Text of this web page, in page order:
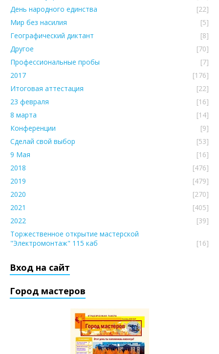
День народного единства
[22]
Мир без насилия
[5]
Географический диктант
[8]
Другое
[70]
Профессиональные пробы
[7]
2017
[176]
Итоговая аттестация
[22]
23 февраля
[16]
8 марта
[14]
Конференции
[9]
Сделай свой выбор
[53]
9 Мая
[16]
2018
[476]
2019
[479]
2020
[270]
2021
[405]
2022
[39]
Торжественное открытие мастерской
"Электромонтаж" 115 каб
[16]
Вход на сайт
Город мастеров